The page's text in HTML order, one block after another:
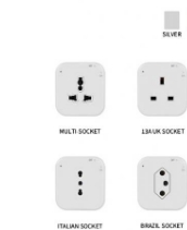
Διαδραστικοί
Σύστημα
Ανύψωση οθόνης
Εμφανισμένη